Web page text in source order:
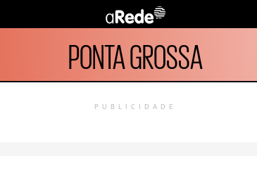
PONTA GROSSA
PUBLICIDADE